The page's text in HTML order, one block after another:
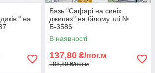
" на
Бязь "Сафарі на синіх
джипах" на білому тлі №
Б-3586
В наявності
137,80 ₴/пог.м
188,80 ₴/пог.м